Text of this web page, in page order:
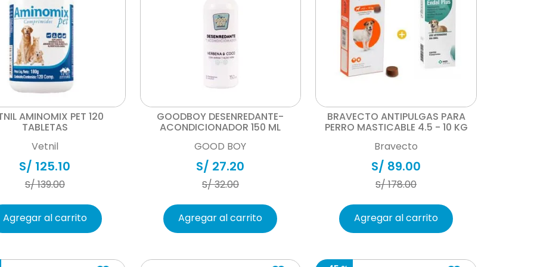
Vista rápida
AMINOMIX PET 120
TABLETAS
Vetnil
S/ 125.10
S/139.00
Agregar al carrito
GOODBOY DESENREDANTE-
ACONDICIONADOR 150 ML
GOOD BOY
S/ 27.20
S/32.00
Agregar al carrito
BRAVECTO ANTIPULGAS PARA
PERRO MASTICABLE 4.5 - 10 KG
Bravecto
S/ 89.00
S/178.00
Agregar al carrito